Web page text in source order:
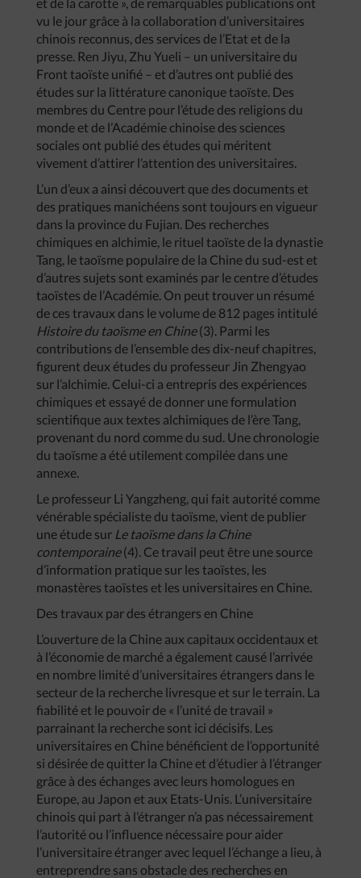
vu le jour grâce à la collaboration d’universitaires
chinois reconnus, des services de l’Etat et de la
presse. Ren Jiyu, Zhu Yueli – un universitaire du
Front taoïste unifié – et d’autres ont publié des
études sur la littérature canonique taoïste. Des
membres du Centre pour l’étude des religions du
monde et de l’Académie chinoise des sciences
sociales ont publié des études qui méritent
vivement d’attirer l’attention des universitaires.
L’un d’eux a ainsi découvert que des documents et
des pratiques manichéens sont toujours en vigueur
dans la province du Fujian. Des recherches
chimiques en alchimie, le rituel taoïste de la dynastie
Tang, le taoïsme populaire de la Chine du sud-est et
d’autres sujets sont examinés par le centre d’études
taoïstes de l’Académie. On peut trouver un résumé
de ces travaux dans le volume de 812 pages intitulé
Histoire du taoïsme en Chine(3). Parmi les
contributions de l’ensemble des dix-neuf chapitres,
figurent deux études du professeur Jin Zhengyao
sur l’alchimie. Celui-ci a entrepris des expériences
chimiques et essayé de donner une formulation
scientifique aux textes alchimiques de l’ère Tang,
provenant du nord comme du sud. Une chronologie
du taoïsme a été utilement compilée dans une
annexe.
Le professeur Li Yangzheng, qui fait autorité comme
vénérable spécialiste du taoïsme, vient de publier
une étude sur Le taoïsme dans la Chine
contemporaine(4). Ce travail peut être une source
d’information pratique sur les taoïstes, les
monastères taoïstes et les universitaires en Chine.
Des travaux par des étrangers en Chine
L’ouverture de la Chine aux capitaux occidentaux et
à l’économie de marché a également causé l’arrivée
en nombre limité d’universitaires étrangers dans le
secteur de la recherche livresque et sur le terrain. La
fiabilité et le pouvoir de « l’unité de travail »
parrainant la recherche sont ici décisifs. Les
universitaires en Chine bénéficient de l’opportunité
si désirée de quitter la Chine et d’étudier à l’étranger
grâce à des échanges avec leurs homologues en
Europe, au Japon et aux Etats-Unis. L’universitaire
chinois qui part à l’étranger n’a pas nécessairement
l’autorité ou l’influence nécessaire pour aider
l’universitaire étranger avec lequel l’échange a lieu, à
entreprendre sans obstacle des recherches en